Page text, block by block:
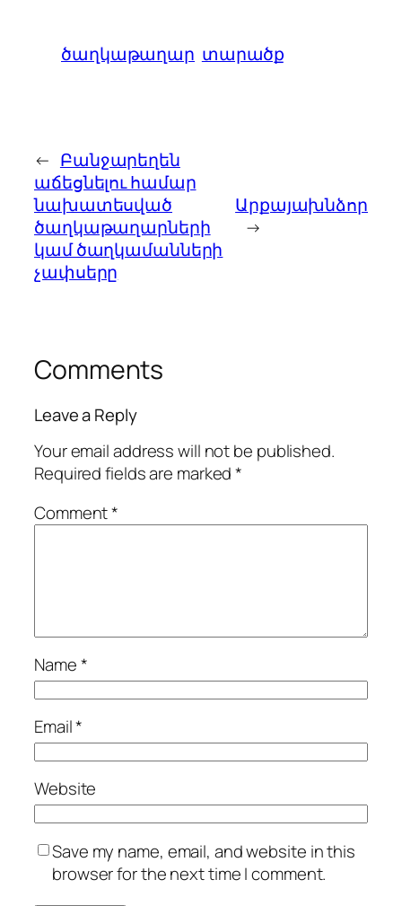
ծաղկաթաղար տարածք
← Բանջարեղեն
աճեցնելու համար
նախատեսված
ծաղկաթաղարների
կամ ծաղկամանների
չափսերը
Արքայախնձոր
→
Comments
Leave a Reply
Your email address will not be published.
Required fields are marked*
Comment*
Name*
Email*
Website
Save my name, email, and website in this
browser for the next time I comment.